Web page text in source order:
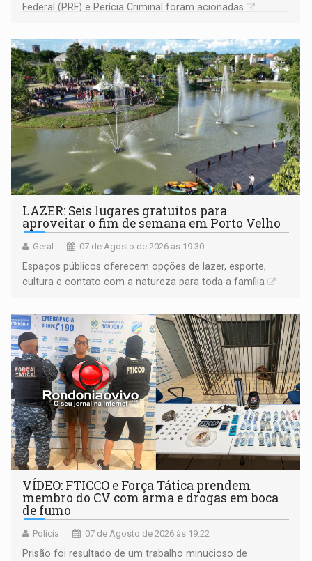
Federal (PRF) e Perícia Criminal foram acionadas
LAZER: Seis lugares gratuitos para
aproveitar o fim de semana em Porto Velho
Geral 07 de Agosto de 2026 às 19:30
Espaços públicos oferecem opções de lazer, esporte,
cultura e contato com a natureza para toda a família
VÍDEO: FTICCO e Força Tática prendem
membro do CV com arma e drogas em boca
de fumo
Polícia 07 de Agosto de 2026 às 19:22
Prisão foi resultado de um trabalho minucioso de